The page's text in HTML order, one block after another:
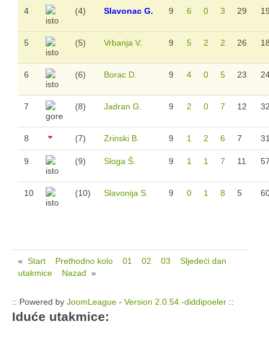
4 (4) Slavonac G. 9 6 0 3 29
5 (5) Vrbanja V. 9 5 2 2 26
6 (6) Borac D. 9 4 0 5 23
7 (8) Jadran G. 9 2 0 7 12
8 (7) Zrinski B. 9 1 2 6 7
9 (9) Sloga Š. 9 1 1 7 11
10 (10) Slavonija S. 9 0 1 8 5
« Start Prethodno kolo 01 02 03
Sljedeći dan
utakmice
Nazad »
:: Powered by JoomLeague - Version 2.0.54.-diddipoeler ::
Iduće utakmice: